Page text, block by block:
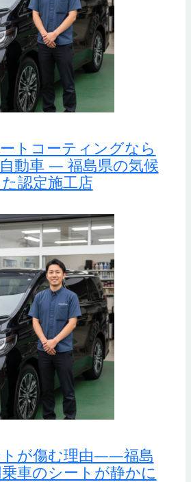
ートコーティングなら
動車 — 福島県の気候
認定施工店
トが傷む理由——福島
車のシートが静かに